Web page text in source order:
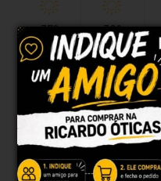
37°
22°
38°
23°